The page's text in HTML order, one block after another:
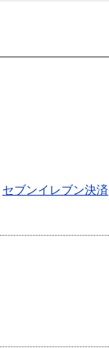
セブンイレブン決済